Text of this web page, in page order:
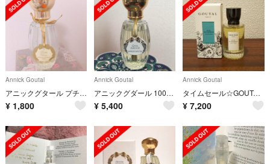
Annick Goutal
アニックグタール プチシェリー
¥ 1,800
Annick Goutal
アニックグダール 100ml ケラムール
¥ 5,400
Annick Goutal
タイムセール☆GOUTAL ボワ ダドリアン オードパルファム50ml
¥ 7,200